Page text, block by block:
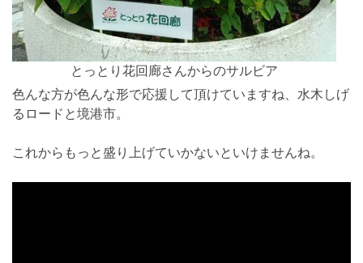
とっとり花回廊さんからのサルビア
色んな方が色んな形で応援して頂けていますね、水木しげ
るロードと境港市。
これからもっと盛り上げていかないといけませんね。